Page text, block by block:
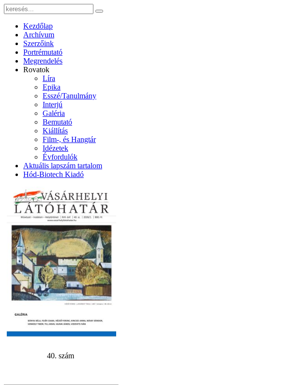
Kezdőlap
Archívum
Szerzőink
Portrémutató
Megrendelés
Rovatok
Líra
Epika
Esszé/Tanulmány
Interjú
Galéria
Bemutató
Kiállítás
Film-, és Hangtár
Idézetek
Évfordulók
Aktuális lapszám tartalom
Hód-Biotech Kiadó
40. szám